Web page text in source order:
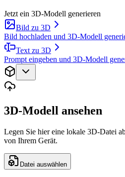
Jetzt ein 3D-Modell generieren
Bild zu 3D
Bild hochladen und 3D-Modell
Text zu 3D
Prompt eingeben und 3D-Modell
3D-Modell ansehen
Legen Sie hier eine lokale 3D-Datei
von Ihrem Gerät.
Datei auswählen